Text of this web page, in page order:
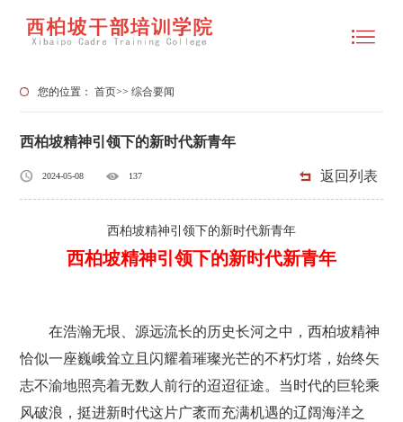
您的位置：首页>>综合要闻
西柏坡精神引领下的新时代新青年
2024-05-08 137 返回列表
西柏坡精神引领下的新时代新青年
西柏坡精神引领下的新时代新青年
在浩瀚无垠、源远流长的历史长河之中，西柏坡精神
恰似一座巍峨耸立且闪耀着璀璨光芒的不朽灯塔，始终矢
志不渝地照亮着无数人前行的迢迢征途。当时代的巨轮乘
风破浪，挺进新时代这片广袤而充满机遇的辽阔海洋之